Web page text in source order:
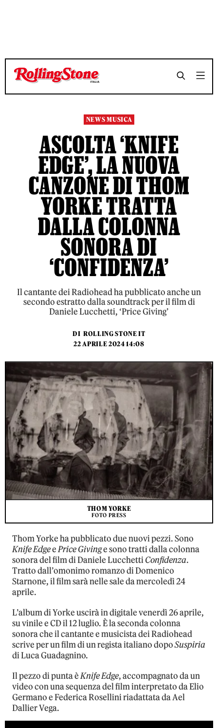
TEMPO DI LETTURA 3 MINUTI SHARE
TEMPO DI LETTURA 3 MINUTI SHARE
NEWS MUSICA
ASCOLTA ‘KNIFE
EDGE’, LA NUOVA
CANZONE DI THOM
YORKE TRATTA
DALLA COLONNA
SONORA DI
‘CONFIDENZA’
Il cantante dei Radiohead ha pubblicato anche un
secondo estratto dalla soundtrack per il film di
Daniele Lucchetti, ‘Price Giving’
DI ROLLING STONE IT
22 APRILE 2024 14:08
THOM YORKE
FOTO PRESS
Thom Yorke ha pubblicato due nuovi pezzi. Sono
Knife EdgeePrice Givinge sono tratti dalla colonna
sonora del film di Daniele LucchettiConfidenza.
Tratto dall’omonimo romanzo di Domenico
Starnone, il film sarà nelle sale da mercoledì 24
aprile.
L’album di Yorke uscirà in digitale venerdì 26 aprile,
su vinile e CD il 12 luglio. È la seconda colonna
sonora che il cantante e musicista dei Radiohead
scrive per un film di un regista italiano dopoSuspiria
di Luca Guadagnino.
Il pezzo di punta èKnife Edge, accompagnato da un
video con una sequenza del film interpretato da Elio
Germano e Federica Rosellini riadattata da Ael
Dallier Vega.